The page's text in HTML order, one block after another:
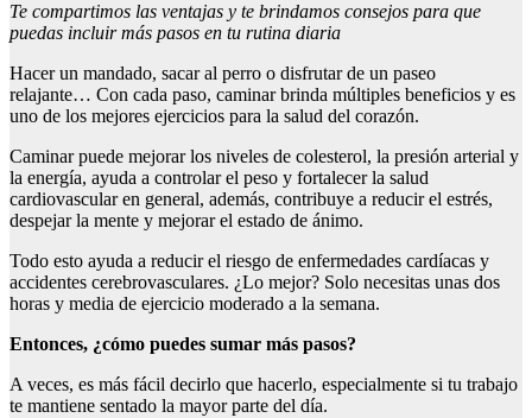
Te compartimos las ventajas y te brindamos consejos para que
puedas incluir más pasos en tu rutina diaria
Hacer un mandado, sacar al perro o disfrutar de un paseo
relajante… Con cada paso, caminar brinda múltiples beneficios y es
uno de los mejores ejercicios para la salud del corazón.
Caminar puede mejorar los niveles de colesterol, la presión arterial y
la energía, ayuda a controlar el peso y fortalecer la salud
cardiovascular en general, además, contribuye a reducir el estrés,
despejar la mente y mejorar el estado de ánimo.
Todo esto ayuda a reducir el riesgo de enfermedades cardíacas y
accidentes cerebrovasculares. ¿Lo mejor? Solo necesitas unas dos
horas y media de ejercicio moderado a la semana.
Entonces, ¿cómo puedes sumar más pasos?
A veces, es más fácil decirlo que hacerlo, especialmente si tu trabajo
te mantiene sentado la mayor parte del día.